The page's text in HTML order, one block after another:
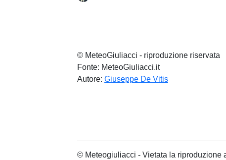
© MeteoGiuliacci - riproduzione riservata
Fonte: MeteoGiuliacci.it
Autore: Giuseppe De Vitis
© Meteogiuliacci - Vietata la riproduzione